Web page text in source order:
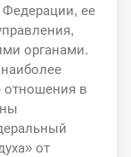
ее
органами.
в
от